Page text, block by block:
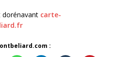
dorénavant carte-
: